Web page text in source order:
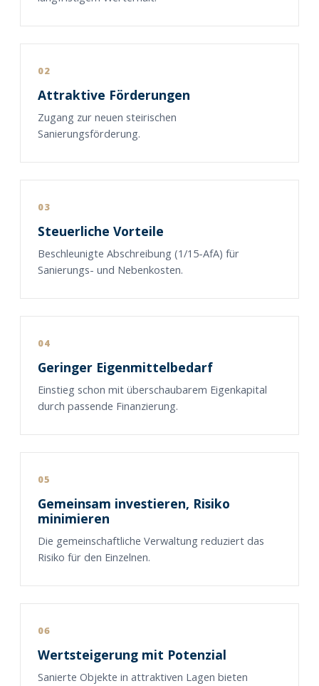
02
Attraktive Förderungen
Zugang zur neuen steirischen
Sanierungsförderung.
03
Steuerliche Vorteile
Beschleunigte Abschreibung (1/15-AfA) für
Sanierungs- und Nebenkosten.
04
Geringer Eigenmittelbedarf
Einstieg schon mit überschaubarem Eigenkapital
durch passende Finanzierung.
05
Gemeinsam investieren, Risiko
minimieren
Die gemeinschaftliche Verwaltung reduziert das
Risiko für den Einzelnen.
06
Wertsteigerung mit Potenzial
Sanierte Objekte in attraktiven Lagen bieten